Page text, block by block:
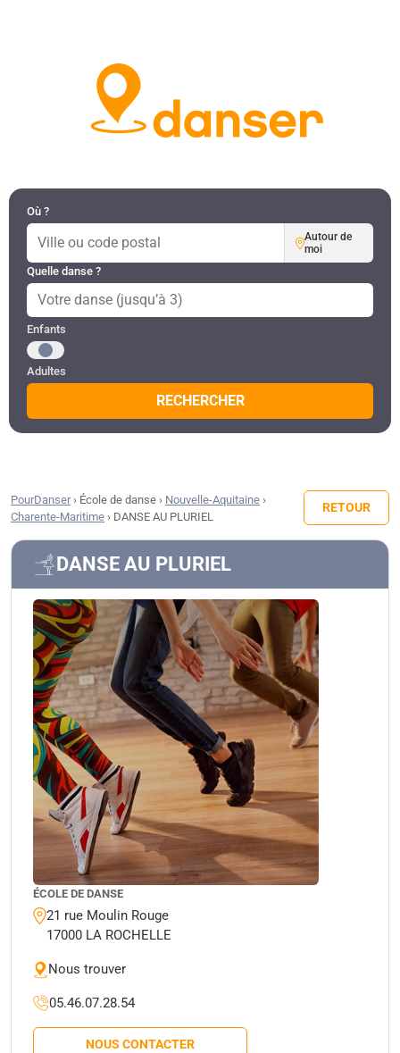
Où ?
Autour de
moi
Quelle danse ?
Public recherché
Enfants
Adultes
RECHERCHER
PourDanser› École de danse › Nouvelle-Aquitaine ›
Charente-Maritime › DANSE AU PLURIEL
RETOUR
DANSE AU PLURIEL
ÉCOLE DE DANSE
21 rue Moulin Rouge
17000 LA ROCHELLE
Nous trouver
05.46.07.28.54
NOUS CONTACTER